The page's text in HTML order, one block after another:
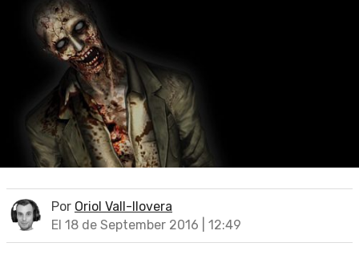
Por Oriol Vall-llovera
El 18 de September 2016 | 12:49